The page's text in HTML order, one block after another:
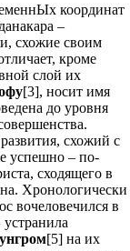
координат
–
схожие своим
кроме
слой их
[3], носит имя
до уровня
схожий с
успешно – по-
сходящего в
Хронологически
вочеловечился в
[5] на их